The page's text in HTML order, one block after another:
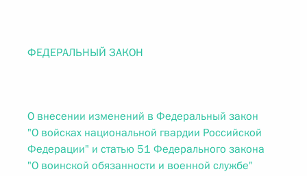
ФЕДЕРАЛЬНЫЙ ЗАКОН
О внесении изменений в Федеральный закон
"О войсках национальной гвардии Российской
Федерации" и статью 51 Федерального закона
"О воинской обязанности и военной службе"